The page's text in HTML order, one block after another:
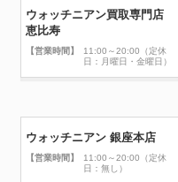
ウォッチニアン買取専門店
恵比寿
【営業時間】
11:00～20:00（定休
日：月曜日・金曜日）
ウォッチニアン 銀座本店
【営業時間】
11:00～20:00（定休
日：無し）